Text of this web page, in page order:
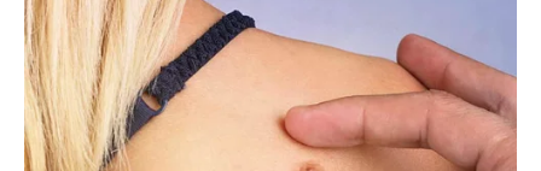
Osnovni recept je sasvim dovoljan, ali ako želite da riža
bude ukusnija i vizuelno privlačnija, možete se poslužiti
sljedećim trikovima: